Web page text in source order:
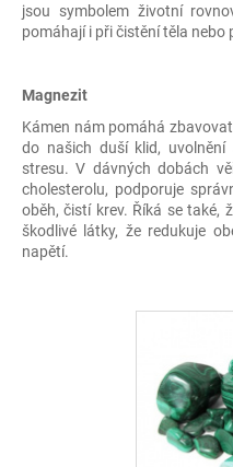
jsou symbolem životní
pomáhají i při čistění těla nebo
Magnezit
Kámen nám pomáhá
do našich duší klid,
stresu. V dávných dobách
cholesterolu, podporuje
oběh, čistí krev. Říká se také,
škodlivé látky, že redukuje
napětí.